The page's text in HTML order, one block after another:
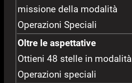
missione della modalità
Operazioni Speciali
Oltre le aspettative
Ottieni 48 stelle in modalità
Operazioni speciali